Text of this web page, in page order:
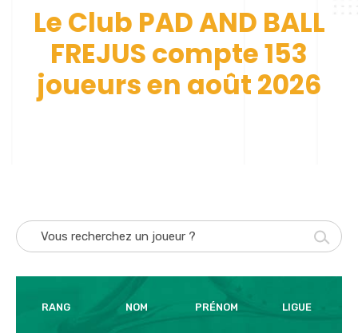
Le Club PAD AND BALL
FREJUS compte 153
joueurs en août 2026
RANG NOM PRÉNOM LIGUE